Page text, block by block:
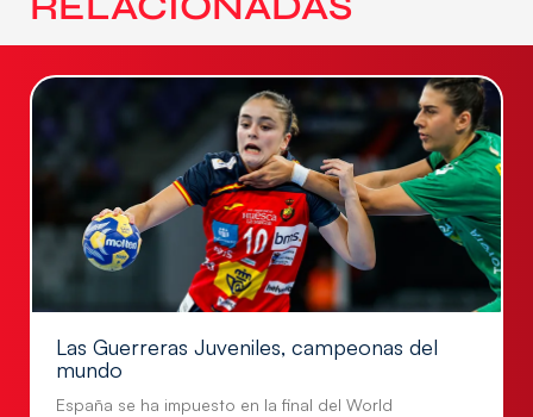
Las Guerreras Juveniles, campeonas del
mundo
España se ha impuesto en la final del World